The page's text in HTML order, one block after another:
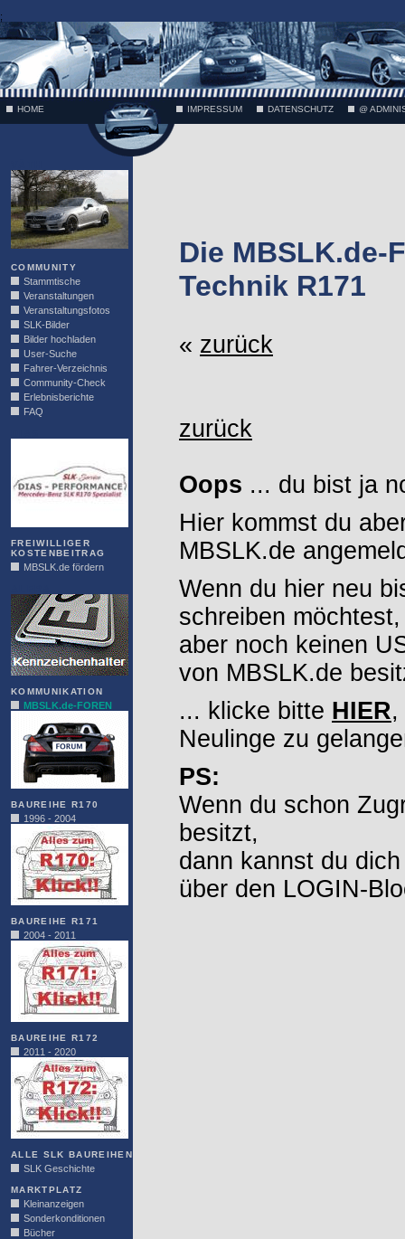
;
HOME IMPRESSUM DATENSCHUTZ @
COMMUNITY
Stammtische
Veranstaltungen
Veranstaltungsfotos
SLK-Bilder
Bilder hochladen
User-Suche
Fahrer-Verzeichnis
Community-Check
Erlebnisberichte
FAQ
FREIWILLIGER
KOSTENBEITRAG
MBSLK.de fördern
KOMMUNIKATION
MBSLK.de-FOREN
BAUREIHE R170
1996 - 2004
BAUREIHE R171
2004 - 2011
BAUREIHE R172
2011 - 2020
ALLE SLK BAUREIHEN
SLK Geschichte
MARKTPLATZ
Kleinanzeigen
Sonderkonditionen
Bücher
Die MBSLK.de-
Technik R171
« zurück
zurück
Oops ... du bist ja
Hier kommst du
MBSLK.de
Wenn du hier neu
schreiben möchtest,
aber noch keinen
von MBSLK.de
... klicke bitte HIER,
Neulinge zu
PS:
Wenn du schon
besitzt,
dann kannst du
über den LOGIN-